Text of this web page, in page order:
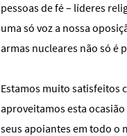
pessoas de fé – líderes
uma só voz a nossa
armas nucleares não só é
Estamos muito satisfeitos
aproveitamos esta
seus apoiantes em todo o